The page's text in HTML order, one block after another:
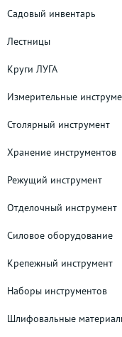
Садовый инвентарь
Лестницы
Круги ЛУГА
Измерительные
Столярный инструмент
Хранение инструментов
Режущий инструмент
Отделочный инструмент
Силовое оборудование
Крепежный инструмент
Наборы инструментов
Шлифовальные